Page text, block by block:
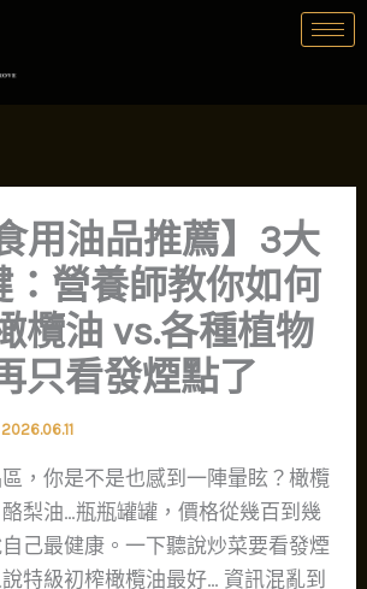
用油品推薦】3大
：營養師教你如何
欖油 vs.各種植物
只看發煙點了
2026.06.11
，你是不是也感到一陣暈眩？橄欖
梨油…瓶瓶罐罐，價格從幾百到幾
己最健康。一下聽說炒菜要看發煙
特級初榨橄欖油最好… 資訊混亂到